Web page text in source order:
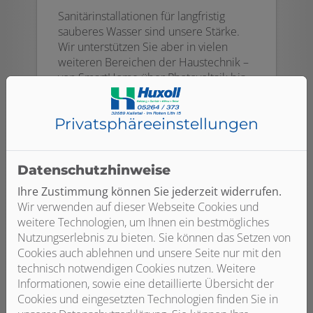
Sanitärinstallationen für langfristig
sauberes Wasser sind unsere Stärke.
Wir unterstützen Sie aber in vielen
weiteren Bereichen der Haustechnik –
von SmartHome über Photovoltaik bis
hin zu Staubsaugeranlagen.
Weiterlesen
Privatsphäre­einstellungen
Datenschutzhinweise
Ihre Zustimmung können Sie jederzeit widerrufen.
Wir verwenden auf dieser Webseite Cookies und
weitere Technologien, um Ihnen ein bestmögliches
Nutzungserlebnis zu bieten. Sie können das Setzen von
Cookies auch ablehnen und unsere Seite nur mit den
technisch notwendigen Cookies nutzen. Weitere
Informationen, sowie eine detaillierte Übersicht der
Cookies und eingesetzten Technologien finden Sie in